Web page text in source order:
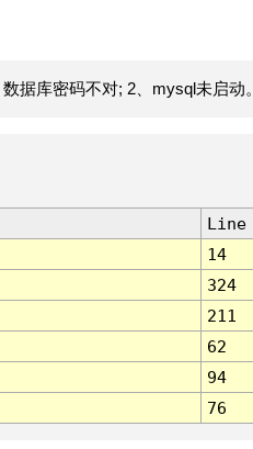
据库密码不对; 2、mysql未启动。
Line
14
324
211
62
94
76